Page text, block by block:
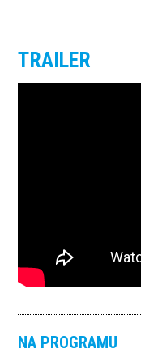
TRAILER
NA PROGRAMU